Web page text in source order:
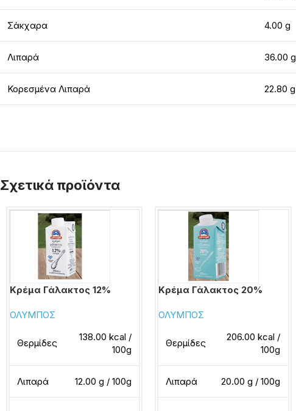
Σάκχαρα 4.00 g
Λιπαρά 36.00 g
Κορεσμένα Λιπαρά 22.80 g
Σχετικά προϊόντα
Κρέμα Γάλακτος 12%
ΟΛΥΜΠΟΣ
Θερμίδες
138.00 kcal /
100g
Λιπαρά 12.00 g / 100g
Κρέμα Γάλακτος 20%
ΟΛΥΜΠΟΣ
Θερμίδες
206.00 kcal /
100g
Λιπαρά 20.00 g / 100g